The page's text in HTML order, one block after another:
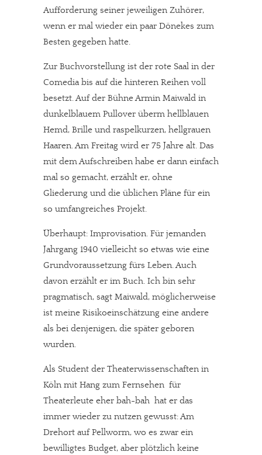
Aufforderung seiner jeweiligen Zuhörer,
wenn er mal wieder ein paar Dönekes zum
Besten gegeben hatte.
Zur Buchvorstellung ist der rote Saal in der
Comedia bis auf die hinteren Reihen voll
besetzt. Auf der Bühne Armin Maiwald in
dunkelblauem Pullover überm hellblauen
Hemd, Brille und raspelkurzen, hellgrauen
Haaren. Am Freitag wird er 75 Jahre alt. Das
mit dem Aufschreiben habe er dann einfach
mal so gemacht, erzählt er, ohne
Gliederung und die üblichen Pläne für ein
so umfangreiches Projekt.
Überhaupt: Improvisation. Für jemanden
Jahrgang 1940 vielleicht so etwas wie eine
Grundvoraussetzung fürs Leben. Auch
davon erzählt er im Buch. Ich bin sehr
pragmatisch, sagt Maiwald, möglicherweise
ist meine Risikoeinschätzung eine andere
als bei denjenigen, die später geboren
wurden.
Als Student der Theaterwissenschaften in
Köln mit Hang zum Fernsehen  für
Theaterleute eher bah-bah  hat er das
immer wieder zu nutzen gewusst: Am
Drehort auf Pellworm, wo es zwar ein
bewilligtes Budget, aber plötzlich keine